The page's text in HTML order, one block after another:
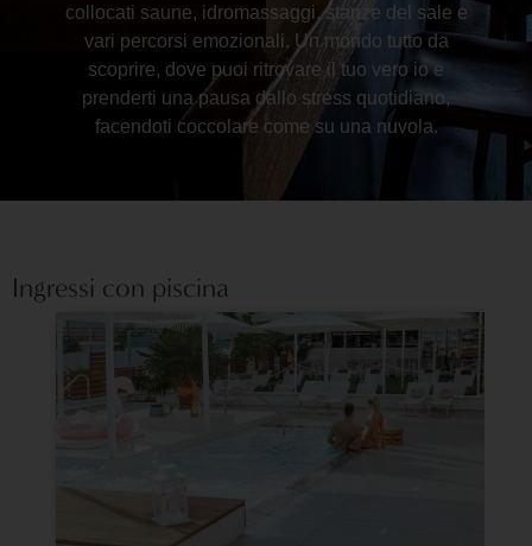
collocati saune, idromassaggi, stanze del sale e
vari percorsi emozionali. Un mondo tutto da
scoprire, dove puoi ritrovare il tuo vero io e
prenderti una pausa dallo stress quotidiano,
facendoti coccolare come su una nuvola.
Ingressi con piscina